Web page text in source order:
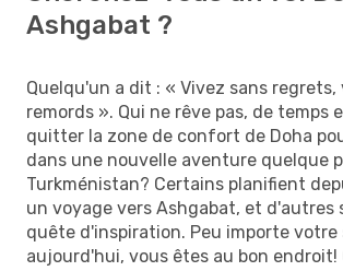
Ashgabat ?
Quelqu'un a dit : « Vivez sans regrets,
remords ». Qui ne rêve pas, de temps
quitter la zone de confort de Doha
dans une nouvelle aventure quelque
Turkménistan? Certains planifient
un voyage vers Ashgabat, et d'autres
quête d'inspiration. Peu importe
aujourd'hui, vous êtes au bon endroit!